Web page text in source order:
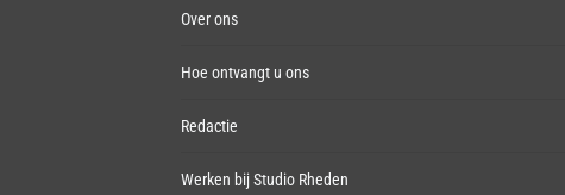
Over ons
Hoe ontvangt u ons
Redactie
Werken bij Studio Rheden